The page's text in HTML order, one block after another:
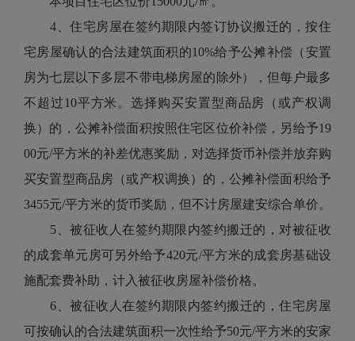
4、住宅房屋在签约期限内签订协议搬迁的，按住
宅房屋确认的合法建筑面积的10%给予公摊补偿（安置
房为七层以下多层不带电梯房屋的除外），但每户最多
不超过10平方米。选择购买安置型商品房（或产权调
换）的，公摊补偿面积按照住宅区位价补偿，另给予19
00元/平方米的补差优惠奖励，对选择货币补偿并放弃购
买安置型商品房（或产权调换）的，公摊补偿面积给予
3455元/平方米的货币奖励，但不计房屋建安综合单价。
5、被征收人在签约期限内签约搬迁的，对被征收
的成套单元房可另外给予420元/平方米的成套房基础设
施配套费补助，计入被征收房屋补偿价格。
6、被征收人在签约期限内签约搬迁的，住宅房屋
可按确认的合法建筑面积一次性给予50元/平方米的安家